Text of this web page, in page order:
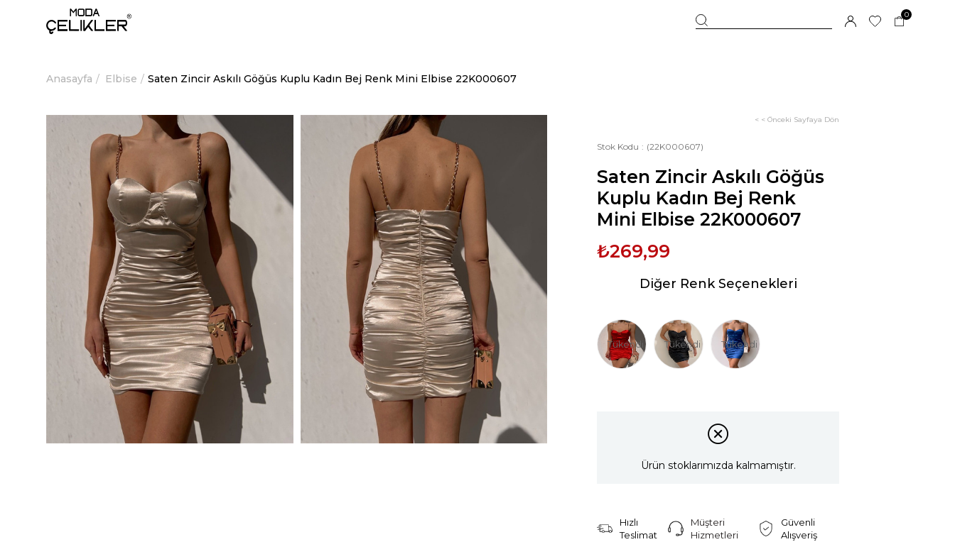
0
Anasayfa Elbise Saten Zincir Askılı Göğüs Kuplu Kadın Bej Renk Mini Elbise 22K000607
< < Önceki Sayfaya Dön
Stok Kodu (22K000607)
Saten Zincir Askılı Göğüs
Kuplu Kadın Bej Renk
Mini Elbise 22K000607
₺269,99
Diğer Renk Seçenekleri
Tükendi Tükendi Tükendi
Ürün stoklarımızda kalmamıştır.
Hızlı
Teslimat
Müşteri
Hizmetleri
Güvenli
Alışveriş